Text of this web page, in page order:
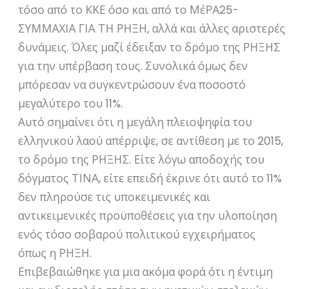
τόσο από το ΚΚΕ όσο και από το ΜέΡΑ25-
ΣΥΜΜΑΧΙΑ ΓΙΑ ΤΗ ΡΗΞΗ, αλλά και άλλες αριστερές
δυνάμεις. Όλες μαζί έδειξαν το δρόμο της ΡΗΞΗΣ
για την υπέρβαση τους. Συνολικά όμως δεν
μπόρεσαν να συγκεντρώσουν ένα ποσοστό
μεγαλύτερο του 11%.
Αυτό σημαίνει ότι η μεγάλη πλειοψηφία του
ελληνικού λαού απέρριψε, σε αντίθεση με το 2015,
το δρόμο της ΡΗΞΗΣ. Είτε λόγω αποδοχής του
δόγματος ΤΙΝΑ, είτε επειδή έκρινε ότι αυτό το 11%
δεν πληρούσε τις υποκειμενικές και
αντικειμενικές προϋποθέσεις για την υλοποίηση
ενός τόσο σοβαρού πολιτικού εγχειρήματος
όπως η ΡΗΞΗ.
Επιβεβαιώθηκε για μια ακόμα φορά ότι η έντιμη